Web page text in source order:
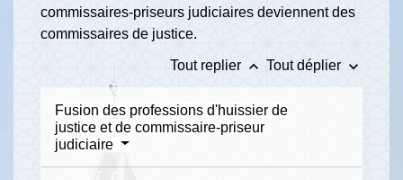
commissaires-priseurs judiciaires deviennent des
commissaires de justice.
Tout replier keyboard_arrow_up Tout déplier keyboard_arrow_down
Fusion des professions d'huissier de
justice et de commissaire-priseur
judiciaire